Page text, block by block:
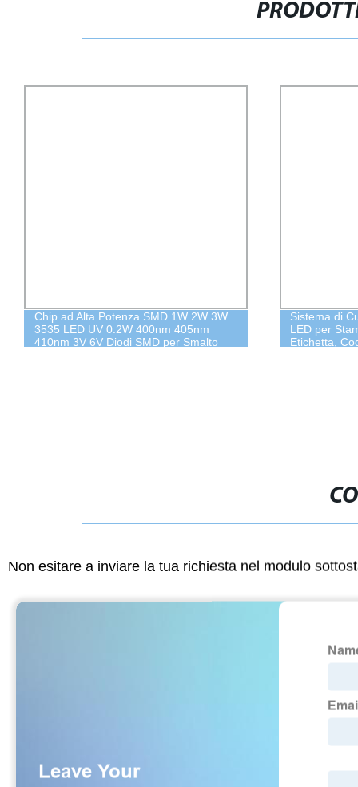
Chip ad Alta Potenza SMD 1W 2W 3W
3535 LED UV 0.2W 400nm 405nm
410nm 3V 6V Diodi SMD per Smalto
Sistema di
LED per
Etichetta,
Non esitare a inviare la tua richiesta nel modulo